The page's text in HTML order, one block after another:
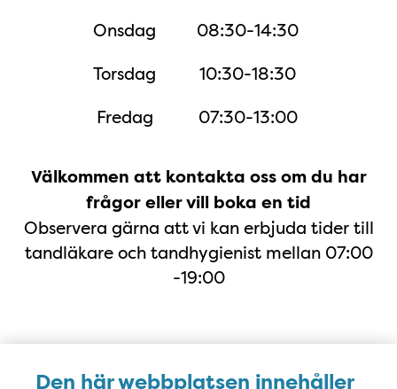
Den här webbplatsen innehåller
Onsdag
08:30-14:30
Torsdag
10:30-18:30
Fredag
07:30-13:00
Välkommen att kontakta oss om du har
frågor eller vill boka en tid
Observera gärna att vi kan erbjuda tider till
tandläkare och tandhygienist mellan 07:00
-19:00
Karta